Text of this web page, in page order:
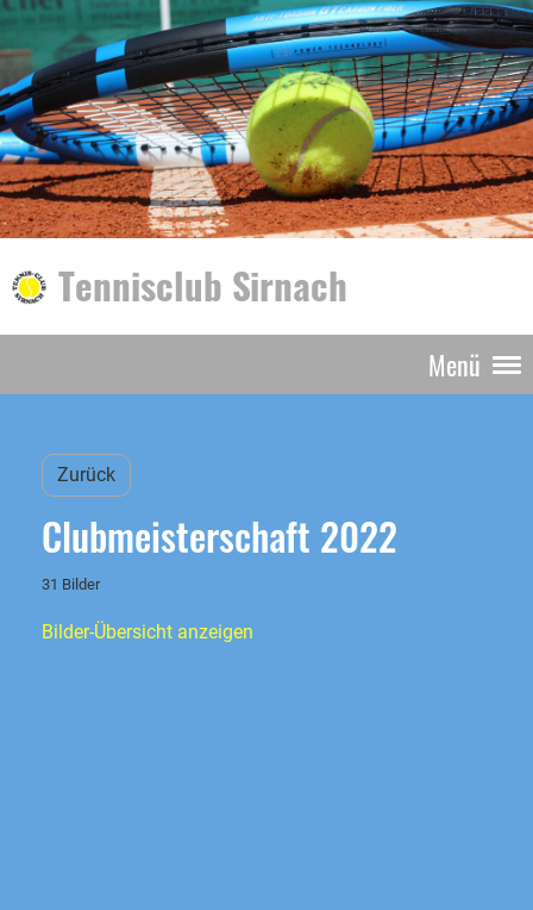
Tennisclub Sirnach
Menü
Zurück
Clubmeisterschaft 2022
31 Bilder
Bilder-Übersicht anzeigen